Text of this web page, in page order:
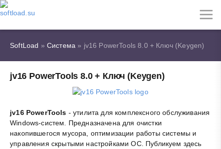
SoftLoad » Система » jv16 PowerTools 8.0 + Ключ (Keygen)
jv16 PowerTools 8.0 + Ключ (Keygen)
jv16 PowerTools - утилита для комплексного обслуживания
Windows-систем. Предназначена для очистки
накопившегося мусора, оптимизации работы системы и
управления скрытыми настройками ОС. Публикуем здесь